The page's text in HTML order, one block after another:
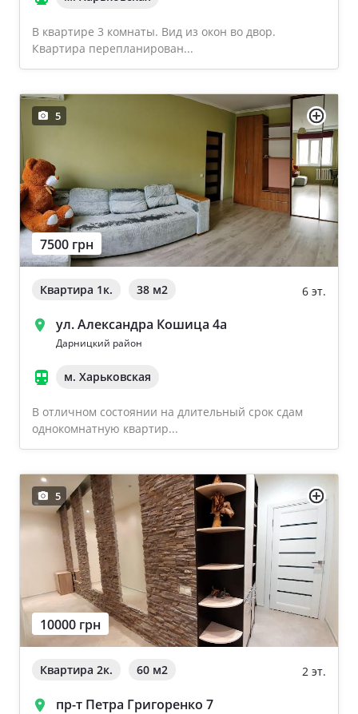
В квартире 3 комнаты. Вид из окон во двор.
Квартира перепланирован...
5
7500 грн
Квартира 1к. 38 м2 6 эт.
ул. Александра Кошица 4а
Дарницкий район
м. Харьковская
В отличном состоянии на длительный срок сдам
однокомнатную квартир...
5
10000 грн
Квартира 2к. 60 м2 2 эт.
пр-т Петра Григоренко 7